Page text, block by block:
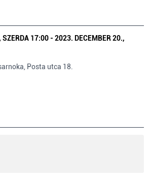
17:00 - 2023. DECEMBER 20.,
Posta utca 18.